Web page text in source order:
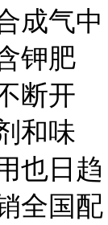
成气中
钾肥
断开
和味
也日趋
全国配